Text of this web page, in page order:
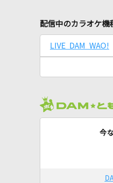
配信中のカラオケ機
LIVE DAM WAO!
今